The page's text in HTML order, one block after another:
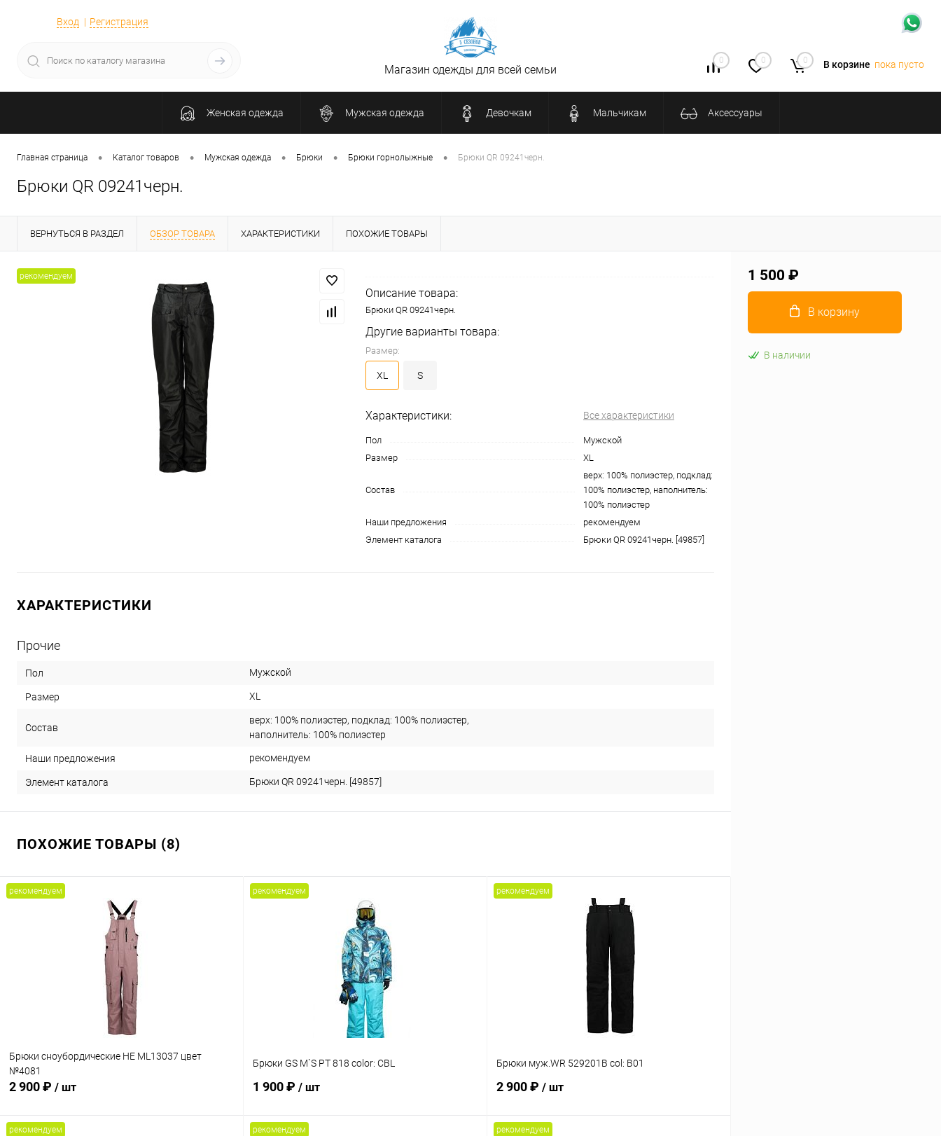
Вход Регистрация
0 0 0 В корзине пока пусто
Магазин одежды для всей семьи
Женская одежда Мужская одежда Девочкам Мальчикам Аксессуары
Главная страница • Каталог товаров • Мужская одежда • Брюки • Брюки горнолыжные • Брюки QR 09241черн.
Брюки QR 09241черн.
ВЕРНУТЬСЯ В РАЗДЕЛ ОБЗОР ТОВАРА ХАРАКТЕРИСТИКИ ПОХОЖИЕ ТОВАРЫ
рекомендуем
Описание товара:
Брюки QR 09241черн.
Другие варианты товара:
Размер:
XL S
Характеристики: Все характеристики
Пол
Мужской
Размер
XL
Состав
верх: 100% полиэстер, подклад:
100% полиэстер, наполнитель:
100% полиэстер
Наши предложения
рекомендуем
Элемент каталога
Брюки QR 09241черн. [49857]
ХАРАКТЕРИСТИКИ
Прочие
Пол Мужской
Размер XL
Состав
верх: 100% полиэстер, подклад: 100% полиэстер,
наполнитель: 100% полиэстер
Наши предложения рекомендуем
Элемент каталога Брюки QR 09241черн. [49857]
ПОХОЖИЕ ТОВАРЫ (8)
рекомендуем
Брюки сноубордические HE ML13037 цвет
№4081
2 900 ₽ / шт
рекомендуем
Брюки GS M`S PT 818 color: CBL
1 900 ₽ / шт
рекомендуем
Брюки муж.WR 529201B col: B01
2 900 ₽ / шт
рекомендуем рекомендуем рекомендуем
1 500 ₽
В корзину
В наличии